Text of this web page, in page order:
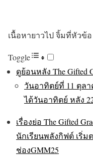
เนื้อหายาวไป จิ้มที่หัวข้อ
Toggle
ดูย้อนหลัง The Gifted
วันอาทิตย์ที่ 11 ตุล
ได้วันอาทิตย์ หลัง
เรื่องย่อ The Gifted
นักเรียนพลังกิฟต์ เริ่ม
ช่องGMM25